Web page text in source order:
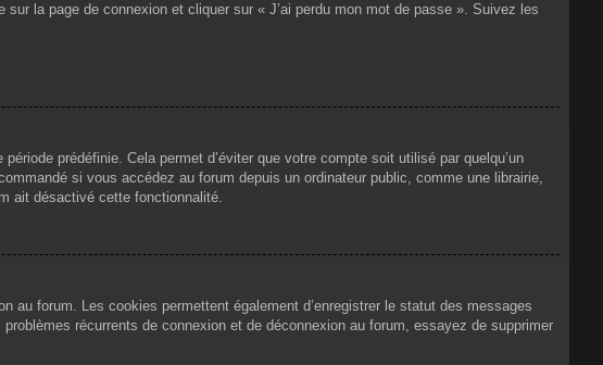
la page de connexion et cliquer sur « J’ai perdu mon mot de passe ». Suivez les
prédéfinie. Cela permet d’éviter que votre compte soit utilisé par quelqu’un
si vous accédez au forum depuis un ordinateur public, comme une librairie,
ait désactivé cette fonctionnalité.
au forum. Les cookies permettent également d’enregistrer le statut des messages
récurrents de connexion et de déconnexion au forum, essayez de supprimer